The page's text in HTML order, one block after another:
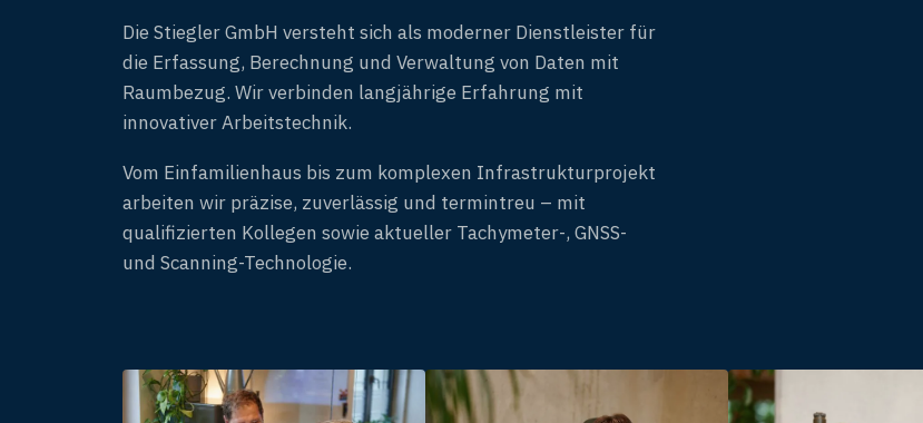
Die Stiegler GmbH versteht sich als moderner Dienstleister für
die Erfassung, Berechnung und Verwaltung von Daten mit
Raumbezug. Wir verbinden langjährige Erfahrung mit
innovativer Arbeitstechnik.
Vom Einfamilienhaus bis zum komplexen Infrastrukturprojekt
arbeiten wir präzise, zuverlässig und termintreu – mit
qualifizierten Kollegen sowie aktueller Tachymeter-, GNSS-
und Scanning-Technologie.